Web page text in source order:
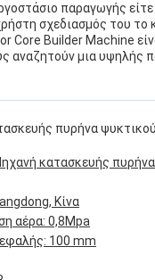
παραγωγής
σχεδιασμός του
Core Builder Machine
αναζητούν μια υψηλής
πυρήνα
κατασκευής
Κίνα
αέρα: 0,8Mpa
100 mm